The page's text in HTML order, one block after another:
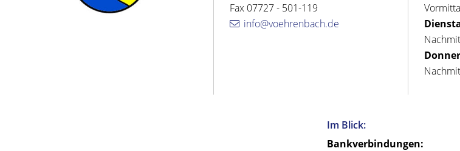
Fax 07727 - 501-119
info@voehrenbach.de
Im Blick:
Bankverbindungen: